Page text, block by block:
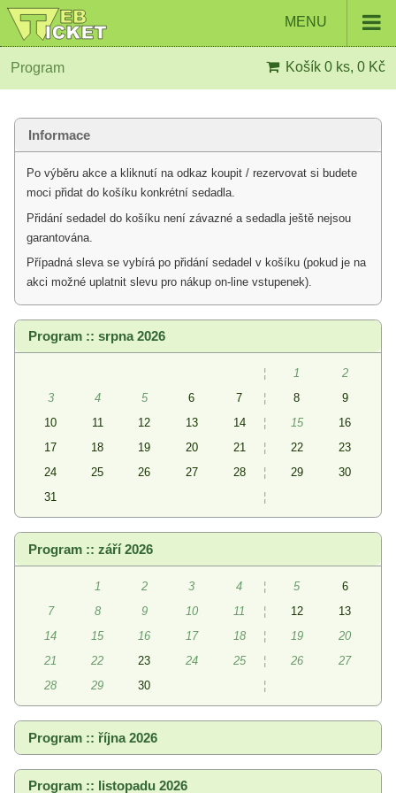
MENU
Program Košík 0 ks, 0 Kč
Informace
Po výběru akce a kliknutí na odkaz koupit / rezervovat si budete
moci přidat do košíku konkrétní sedadla.
Přidání sedadel do košíku není závazné a sedadla ještě nejsou
garantována.
Případná sleva se vybírá po přidání sedadel v košíku (pokud je na
akci možné uplatnit slevu pro nákup on-line vstupenek).
Program :: srpna 2026
¦ 1
2
3
4 5 6 7 ¦ 8
9
10
11 12 13 14 ¦ 15
16
17
18 19 20 21 ¦ 22
23
24
25 26 27 28 ¦ 29
30
31
¦
Program :: září 2026
1 2 3 4 ¦ 5
6
7
8 9 10 11 ¦ 12
13
14
15 16 17 18 ¦ 19
20
21
22 23 24 25 ¦ 26
27
28
29 30 ¦
Program :: října 2026
Program :: listopadu 2026